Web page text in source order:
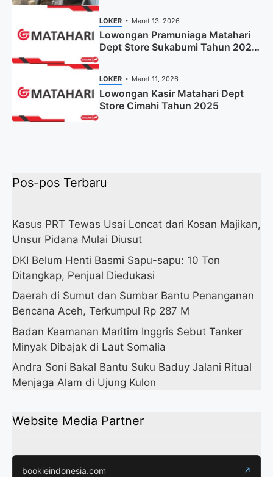
LOKER Maret 13, 2026
Lowongan Pramuniaga Matahari
Dept Store Sukabumi Tahun 2025
LOKER Maret 11, 2026
Lowongan Kasir Matahari Dept
Store Cimahi Tahun 2025
Pos-pos Terbaru
Kasus PRT Tewas Usai Loncat dari Kosan Majikan,
Unsur Pidana Mulai Diusut
DKI Belum Henti Basmi Sapu-sapu: 10 Ton
Ditangkap, Penjual Diedukasi
Daerah di Sumut dan Sumbar Bantu Penanganan
Bencana Aceh, Terkumpul Rp 287 M
Badan Keamanan Maritim Inggris Sebut Tanker
Minyak Dibajak di Laut Somalia
Andra Soni Bakal Bantu Suku Baduy Jalani Ritual
Menjaga Alam di Ujung Kulon
Website Media Partner
bookieindonesia.com ↗